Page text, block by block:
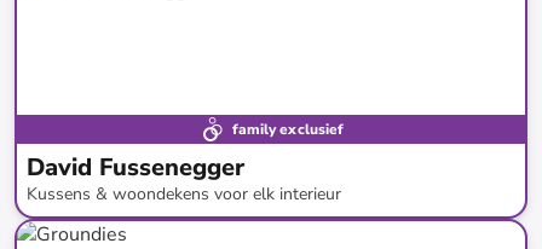
family exclusief
David Fussenegger
Kussens & woondekens voor elk interieur
tot-66%*